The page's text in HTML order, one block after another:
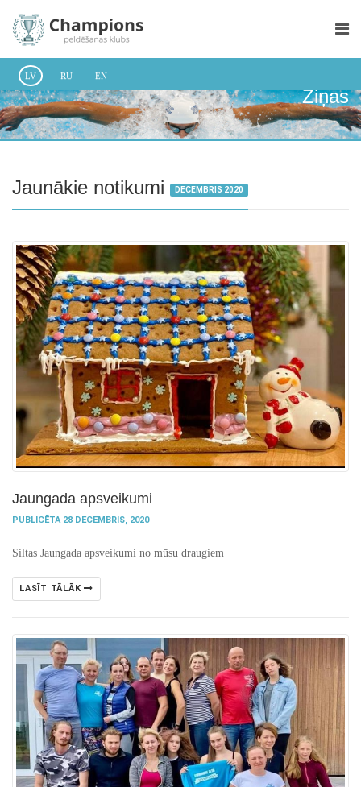
LV RU EN
Ziņas
Jaunākie notikumi DECEMBRIS 2020
Jaungada apsveikumi
PUBLICĒTA 28 DECEMBRIS, 2020
Siltas Jaungada apsveikumi no mūsu draugiem
LASĪT TĀLĀK